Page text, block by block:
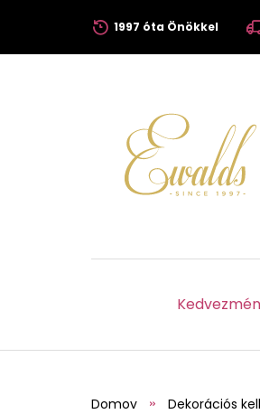
1997 óta Önökkel
Domov Dekorációs